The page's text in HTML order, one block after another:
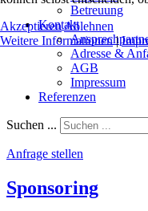
Betreuung
Kontakt
Adresse &
AGB
Impressum
Referenzen
Suchen ...
Anfrage stellen
Sponsoring
AkzeptierenAblehnen
Weitere Informationen|